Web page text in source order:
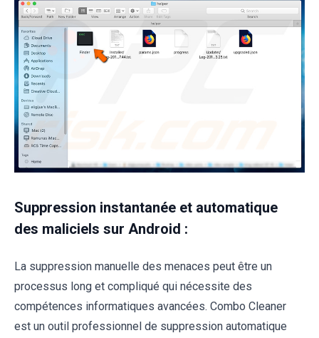
Suppression instantanée et automatique
des maliciels sur Android :
La suppression manuelle des menaces peut être un
processus long et compliqué qui nécessite des
compétences informatiques avancées. Combo Cleaner
est un outil professionnel de suppression automatique